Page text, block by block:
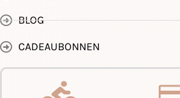
BLOG
CADEAUBONNEN